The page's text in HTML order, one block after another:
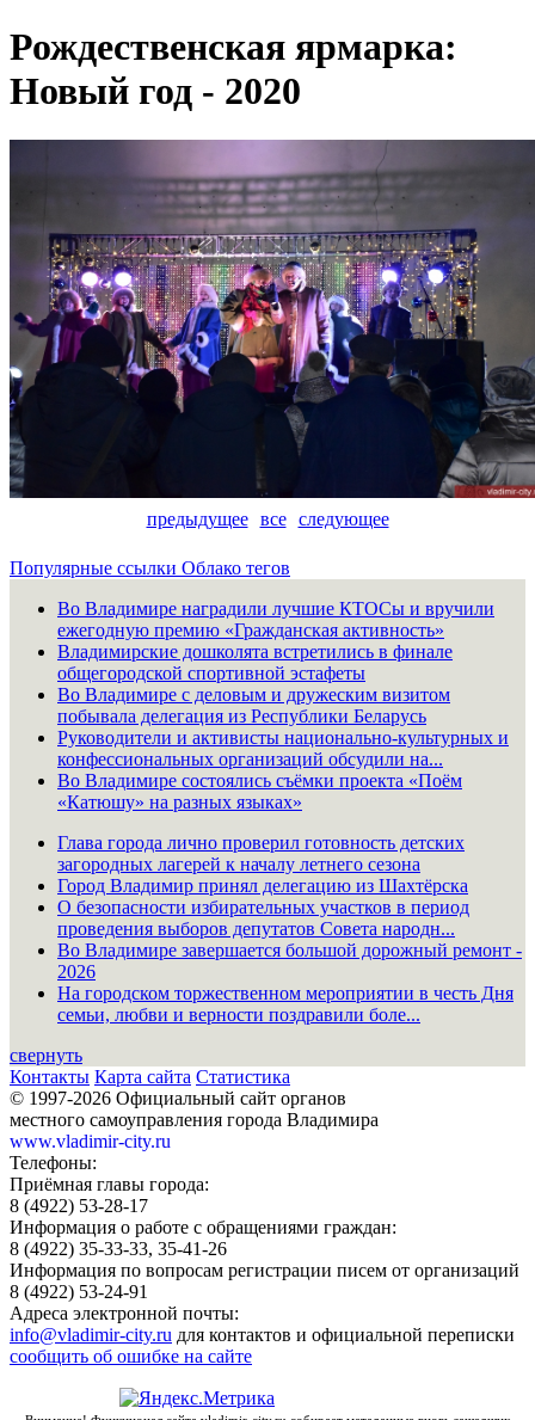
Рождественская ярмарка:
Новый год - 2020
предыдущее все следующее
Популярные ссылки Облако тегов
Во Владимире наградили лучшие КТОСы и вручили
ежегодную премию «Гражданская активность»
Владимирские дошколята встретились в финале
общегородской спортивной эстафеты
Во Владимире с деловым и дружеским визитом
побывала делегация из Республики Беларусь
Руководители и активисты национально-культурных и
конфессиональных организаций обсудили на...
Во Владимире состоялись съёмки проекта «Поём
«Катюшу» на разных языках»
Глава города лично проверил готовность детских
загородных лагерей к началу летнего сезона
Город Владимир принял делегацию из Шахтёрска
О безопасности избирательных участков в период
проведения выборов депутатов Совета народн...
Во Владимире завершается большой дорожный ремонт -
2026
На городском торжественном мероприятии в честь Дня
семьи, любви и верности поздравили боле...
свернуть
Контакты Карта сайта Статистика
© 1997-2026 Официальный сайт органов
местного самоуправления города Владимира
www.vladimir-city.ru
Телефоны:
Приёмная главы города:
8 (4922) 53-28-17
Информация о работе с обращениями граждан:
8 (4922) 35-33-33, 35-41-26
Информация по вопросам регистрации писем от организаций
8 (4922) 53-24-91
Адреса электронной почты:
info@vladimir-city.ru для контактов и официальной переписки
сообщить об ошибке на сайте